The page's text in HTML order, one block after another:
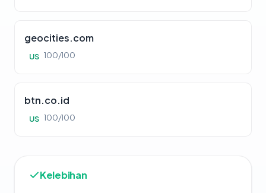
geocities.com
US 100/100
btn.co.id
US 100/100
Kelebihan